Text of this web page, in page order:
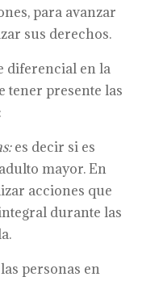
para avanzar
sus derechos.
diferencial en la
tener presente las
es decir si es
mayor. En
acciones que
durante las
personas en